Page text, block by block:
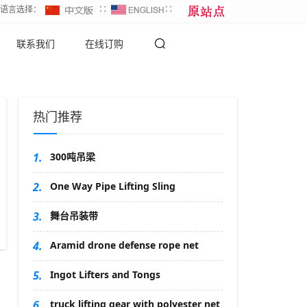
言选择： ∷ ∷
联系我们 在线订购
热门推荐
1. 300吨吊梁
2. One Way Pipe Lifting Sling
3. 舞台吊装带
4. Aramid drone defense rope net
5. Ingot Lifters and Tongs
truck lifting gear with polyester net